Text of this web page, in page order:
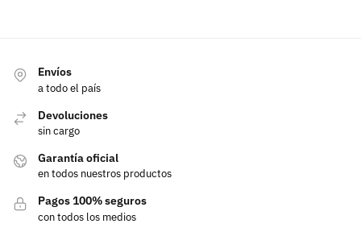
Envíos
a todo el país
Devoluciones
sin cargo
Garantía oficial
en todos nuestros productos
Pagos 100% seguros
con todos los medios